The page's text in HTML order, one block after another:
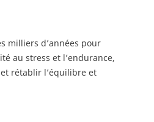
milliers d’années pour
au stress et l’endurance,
rétablir l’équilibre et